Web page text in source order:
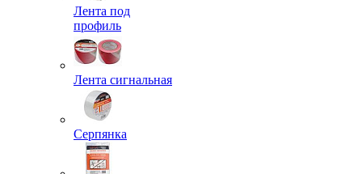
Лента под
профиль
Лента сигнальная
Серпянка